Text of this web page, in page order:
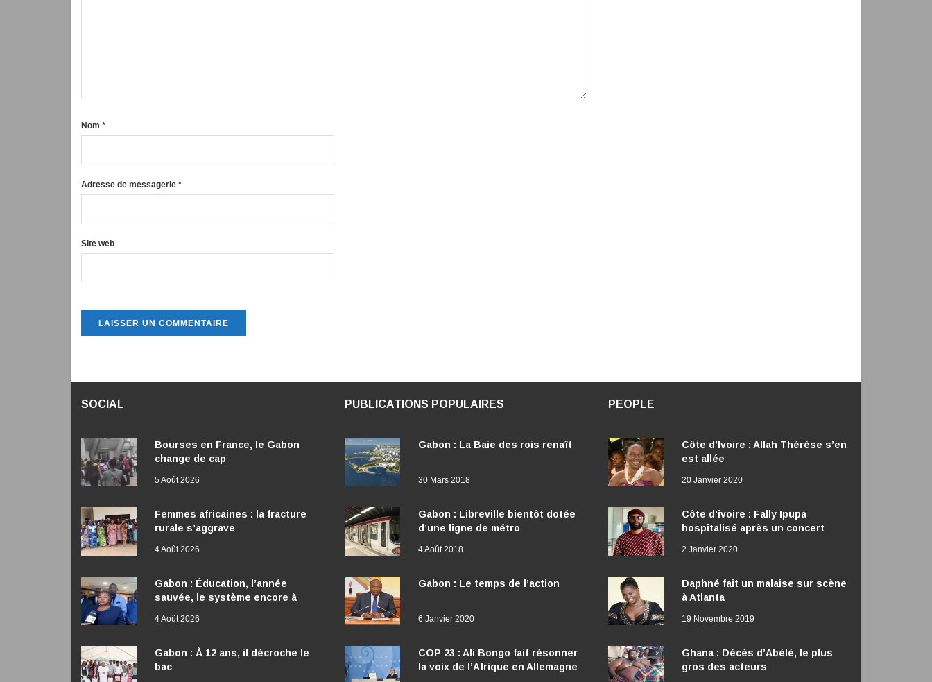
Nom *
Adresse de messagerie *
Site web
SOCIAL
Bourses en France, le Gabon
change de cap
5 Août 2026
Femmes africaines : la fracture
rurale s’aggrave
4 Août 2026
Gabon : Éducation, l’année
sauvée, le système encore à
4 Août 2026
Gabon : À 12 ans, il décroche le
bac
PUBLICATIONS POPULAIRES
Gabon : La Baie des rois renaît
30 Mars 2018
Gabon : Libreville bientôt dotée
d’une ligne de métro
4 Août 2018
Gabon : Le temps de l’action
6 Janvier 2020
COP 23 : Ali Bongo fait résonner
la voix de l’Afrique en Allemagne
PEOPLE
Côte d’Ivoire : Allah Thérèse s’en
est allée
20 Janvier 2020
Côte d’ivoire : Fally Ipupa
hospitalisé après un concert
2 Janvier 2020
Daphné fait un malaise sur scène
à Atlanta
19 Novembre 2019
Ghana : Décès d’Abélé, le plus
gros des acteurs